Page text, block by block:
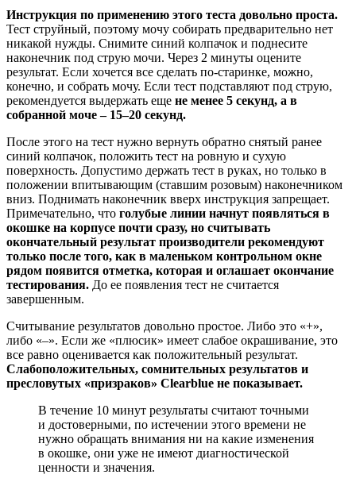
Инструкция по применению этого теста довольно проста.
Тест струйный, поэтому мочу собирать предварительно нет
никакой нужды. Снимите синий колпачок и поднесите
наконечник под струю мочи. Через 2 минуты оцените
результат. Если хочется все сделать по-старинке, можно,
конечно, и собрать мочу. Если тест подставляют под струю,
рекомендуется выдержать еще не менее 5 секунд, а в
собранной моче – 15–20 секунд.
После этого на тест нужно вернуть обратно снятый ранее
синий колпачок, положить тест на ровную и сухую
поверхность. Допустимо держать тест в руках, но только в
положении впитывающим (ставшим розовым) наконечником
вниз. Поднимать наконечник вверх инструкция запрещает.
Примечательно, что голубые линии начнут появляться в
окошке на корпусе почти сразу, но считывать
окончательный результат производители рекомендуют
только после того, как в маленьком контрольном окне
рядом появится отметка, которая и оглашает окончание
тестирования. До ее появления тест не считается
завершенным.
Считывание результатов довольно простое. Либо это «+»,
либо «–». Если же «плюсик» имеет слабое окрашивание, это
все равно оценивается как положительный результат.
Слабоположительных, сомнительных результатов и
пресловутых «призраков» Clearblue не показывает.
В течение 10 минут результаты считают точными
и достоверными, по истечении этого времени не
нужно обращать внимания ни на какие изменения
в окошке, они уже не имеют диагностической
ценности и значения.